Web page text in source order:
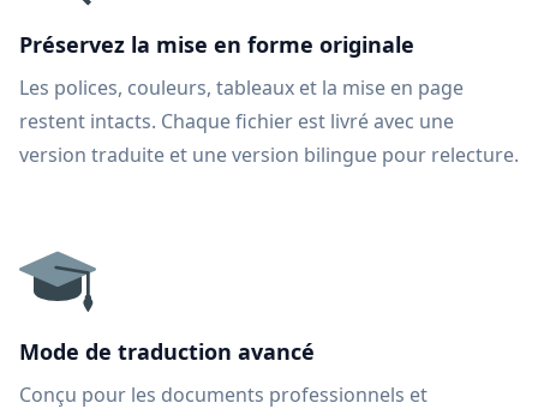
Préservez la mise en forme originale
Les polices, couleurs, tableaux et la mise en page
restent intacts. Chaque fichier est livré avec une
version traduite et une version bilingue pour relecture.
Mode de traduction avancé
Conçu pour les documents professionnels et